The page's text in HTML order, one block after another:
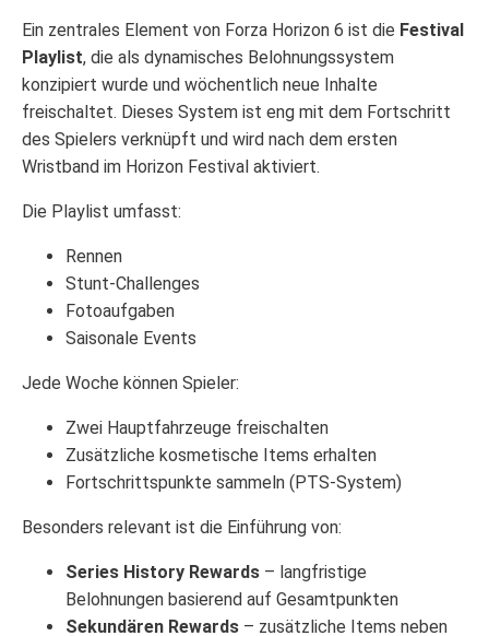
Ein zentrales Element von Forza Horizon 6 ist die Festival
Playlist, die als dynamisches Belohnungssystem
konzipiert wurde und wöchentlich neue Inhalte
freischaltet. Dieses System ist eng mit dem Fortschritt
des Spielers verknüpft und wird nach dem ersten
Wristband im Horizon Festival aktiviert.
Die Playlist umfasst:
Rennen
Stunt-Challenges
Fotoaufgaben
Saisonale Events
Jede Woche können Spieler:
Zwei Hauptfahrzeuge freischalten
Zusätzliche kosmetische Items erhalten
Fortschrittspunkte sammeln (PTS-System)
Besonders relevant ist die Einführung von:
Series History Rewards – langfristige
Belohnungen basierend auf Gesamtpunkten
Sekundären Rewards – zusätzliche Items neben